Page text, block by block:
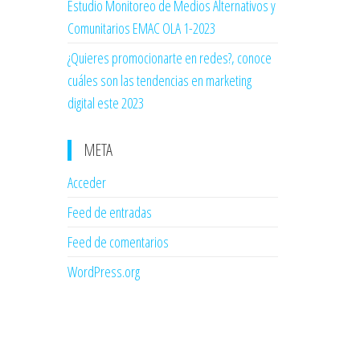
Estudio Monitoreo de Medios Alternativos y
Comunitarios EMAC OLA 1-2023
¿Quieres promocionarte en redes?, conoce
cuáles son las tendencias en marketing
digital este 2023
META
Acceder
Feed de entradas
Feed de comentarios
WordPress.org